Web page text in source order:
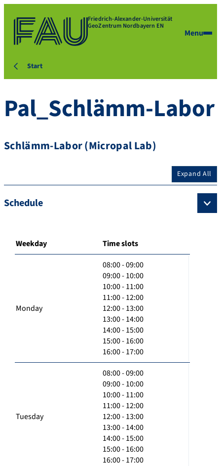
Friedrich-Alexander-Universität
GeoZentrum Nordbayern EN
Menu
Start
Pal_Schlämm-Labor
Schlämm-Labor (Micropal Lab)
Expand All
Schedule
Weekday Time slots
Monday
08:00 - 09:00
09:00 - 10:00
10:00 - 11:00
11:00 - 12:00
12:00 - 13:00
13:00 - 14:00
14:00 - 15:00
15:00 - 16:00
16:00 - 17:00
Tuesday
08:00 - 09:00
09:00 - 10:00
10:00 - 11:00
11:00 - 12:00
12:00 - 13:00
13:00 - 14:00
14:00 - 15:00
15:00 - 16:00
16:00 - 17:00